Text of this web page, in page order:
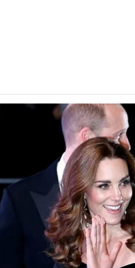
nous
1er juillet
2238: Le passé